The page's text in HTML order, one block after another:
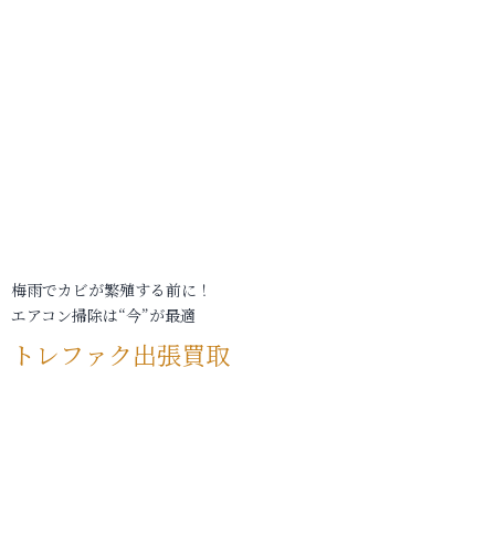
梅雨でカビが繁殖する前に！
エアコン掃除は“今”が最適
トレファク出張買取